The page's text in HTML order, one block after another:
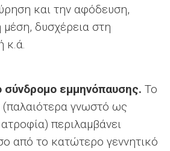
και την αφόδευση,
δυσχέρεια στη
κ.ά.
σύνδρομο εμμηνόπαυσης. Το
γνωστό ως
περιλαμβάνει
από το κατώτερο γεννητικό